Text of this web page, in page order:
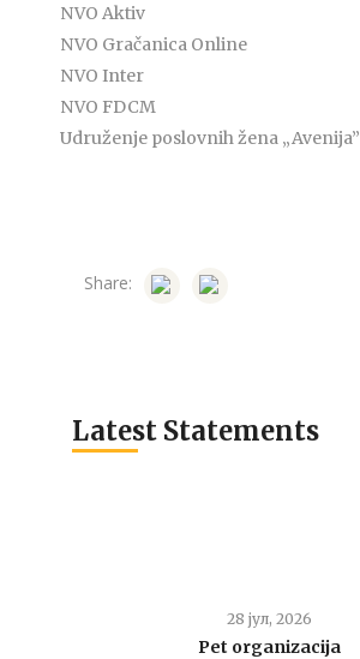
NVO Aktiv
NVO Gračanica Online
NVO Inter
NVO FDCM
Udruženje poslovnih žena „Avenija”
Share:
Latest Statements
28 јул, 2026
Pet organizacija